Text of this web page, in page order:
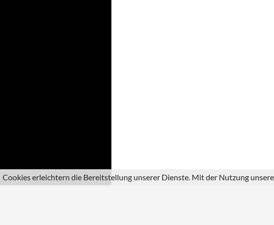
Cookies erleichtern die Bereitstellung unserer Dienste. Mit der Nutzung